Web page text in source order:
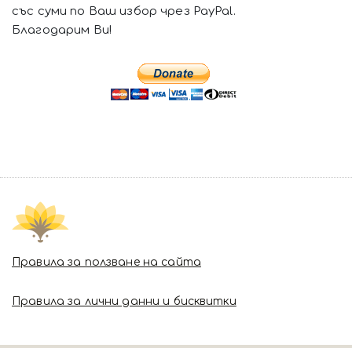
със суми по Ваш избор чрез PayPal.
Благодарим Ви!
Правила за ползване на сайта
Правила за лични данни и бисквитки